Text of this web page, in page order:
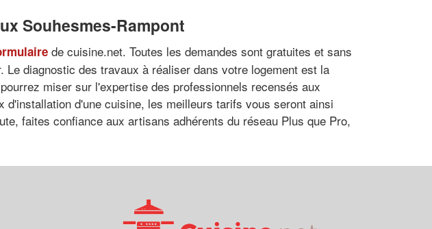
Souhesmes-Rampont
de cuisine.net. Toutes les demandes sont gratuites et sans
diagnostic des travaux à réaliser dans votre logement est la
miser sur l'expertise des professionnels recensés aux
d'une cuisine, les meilleurs tarifs vous seront ainsi
faites confiance aux artisans adhérents du réseau Plus que Pro,